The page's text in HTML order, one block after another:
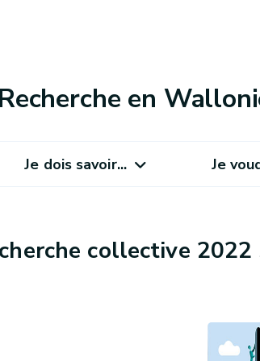
en
Je dois savoir... Je
collective